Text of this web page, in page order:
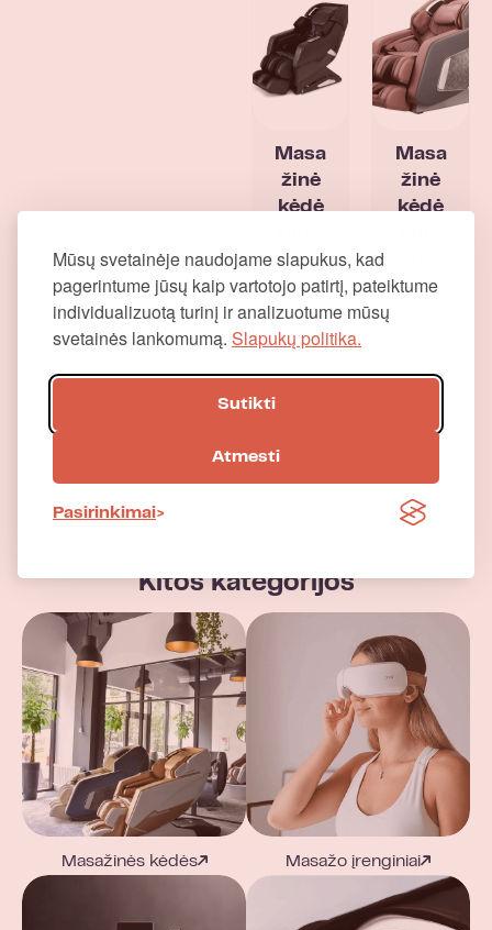
Mūsų svetainėje naudojame slapukus, kad
pagerintume jūsų kaip vartotojo patirtį, pateiktume
individualizuotą turinį ir analizuotume mūsų
svetainės lankomumą. Slapukų politika.
Sutikti
Atmesti
Pasirinkimai
Masa
žinė
kėdė
Plus
4495,0
0€
Masa
žinė
kėdė
0€
Kitos kategorijos
Masažinės kėdės Masažo įrenginiai